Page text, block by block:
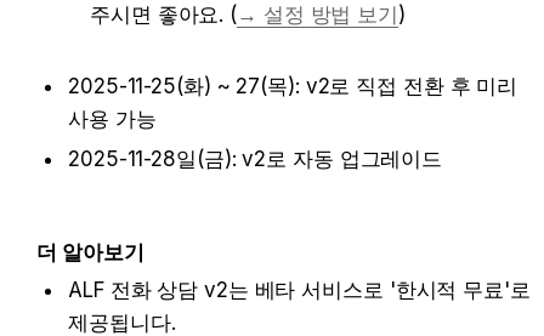
주시면 좋아요. (→ 설정 방법 보기)
2025-11-25(화) ~ 27(목): v2로 직접 전환 후 미리
사용 가능
2025-11-28일(금): v2로 자동 업그레이드
더 알아보기
ALF 전화 상담 v2는 베타 서비스로 '한시적 무료'로
제공됩니다.